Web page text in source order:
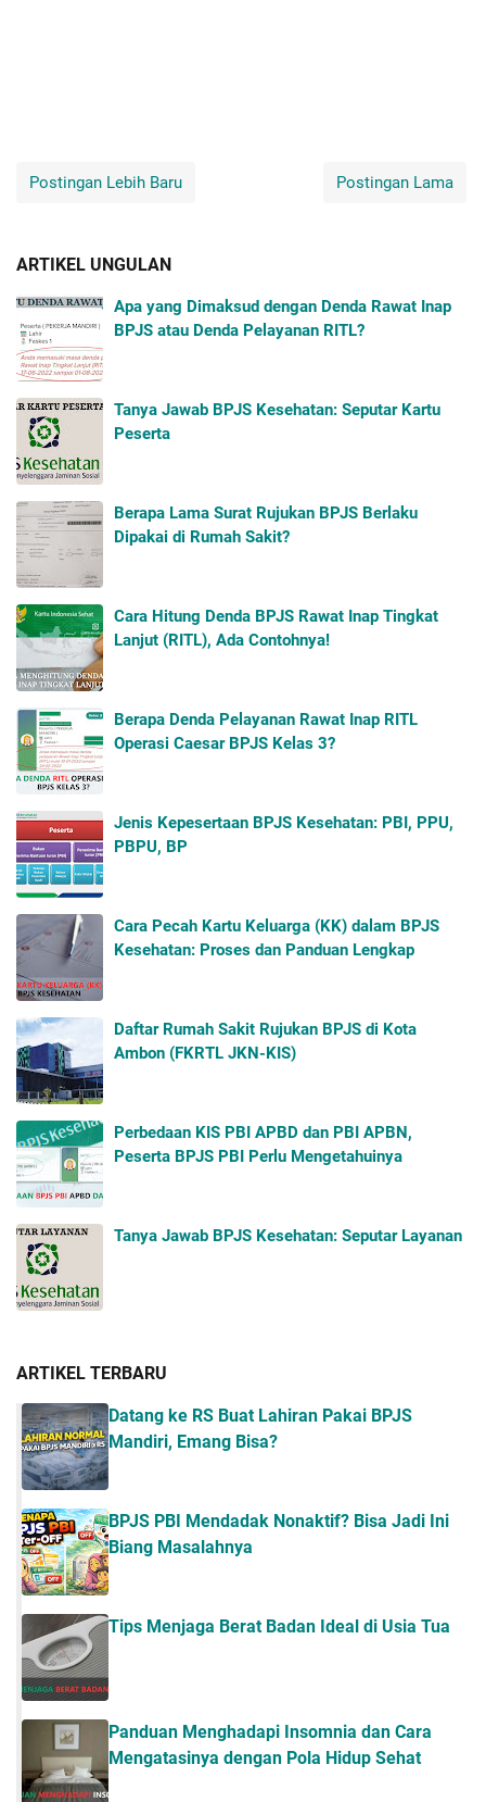
Postingan Lebih Baru Postingan Lama
ARTIKEL UNGULAN
Apa yang Dimaksud dengan Denda Rawat Inap
BPJS atau Denda Pelayanan RITL?
Tanya Jawab BPJS Kesehatan: Seputar Kartu
Peserta
Berapa Lama Surat Rujukan BPJS Berlaku
Dipakai di Rumah Sakit?
Cara Hitung Denda BPJS Rawat Inap Tingkat
Lanjut (RITL), Ada Contohnya!
Berapa Denda Pelayanan Rawat Inap RITL
Operasi Caesar BPJS Kelas 3?
Jenis Kepesertaan BPJS Kesehatan: PBI, PPU,
PBPU, BP
Cara Pecah Kartu Keluarga (KK) dalam BPJS
Kesehatan: Proses dan Panduan Lengkap
Daftar Rumah Sakit Rujukan BPJS di Kota
Ambon (FKRTL JKN-KIS)
Perbedaan KIS PBI APBD dan PBI APBN,
Peserta BPJS PBI Perlu Mengetahuinya
Tanya Jawab BPJS Kesehatan: Seputar Layanan
ARTIKEL TERBARU
Datang ke RS Buat Lahiran Pakai BPJS
Mandiri, Emang Bisa?
BPJS PBI Mendadak Nonaktif? Bisa Jadi Ini
Biang Masalahnya
Tips Menjaga Berat Badan Ideal di Usia Tua
Panduan Menghadapi Insomnia dan Cara
Mengatasinya dengan Pola Hidup Sehat